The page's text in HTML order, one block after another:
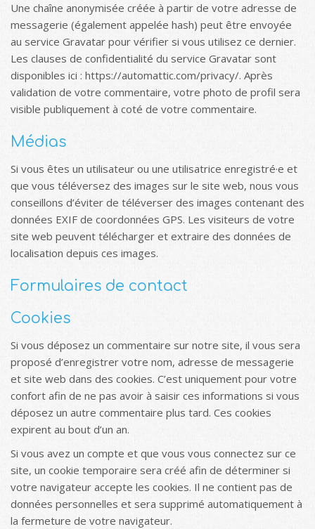
Une chaîne anonymisée créée à partir de votre adresse de
messagerie (également appelée hash) peut être envoyée
au service Gravatar pour vérifier si vous utilisez ce dernier.
Les clauses de confidentialité du service Gravatar sont
disponibles ici : https://automattic.com/privacy/. Après
validation de votre commentaire, votre photo de profil sera
visible publiquement à coté de votre commentaire.
Médias
Si vous êtes un utilisateur ou une utilisatrice enregistré·e et
que vous téléversez des images sur le site web, nous vous
conseillons d’éviter de téléverser des images contenant des
données EXIF de coordonnées GPS. Les visiteurs de votre
site web peuvent télécharger et extraire des données de
localisation depuis ces images.
Formulaires de contact
Cookies
Si vous déposez un commentaire sur notre site, il vous sera
proposé d’enregistrer votre nom, adresse de messagerie
et site web dans des cookies. C’est uniquement pour votre
confort afin de ne pas avoir à saisir ces informations si vous
déposez un autre commentaire plus tard. Ces cookies
expirent au bout d’un an.
Si vous avez un compte et que vous vous connectez sur ce
site, un cookie temporaire sera créé afin de déterminer si
votre navigateur accepte les cookies. Il ne contient pas de
données personnelles et sera supprimé automatiquement à
la fermeture de votre navigateur.